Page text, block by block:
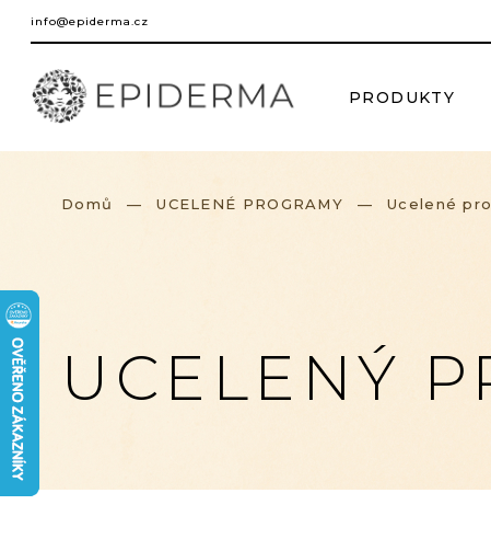
obsah
info@epiderma.cz
PRODUKTY
Domů UCELENÉ PROGRAMY Ucelené
UCELENÝ